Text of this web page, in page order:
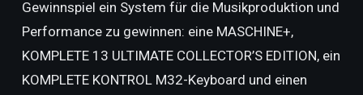
Gewinnspiel ein System für die Musikproduktion und
Performance zu gewinnen: eine MASCHINE+,
KOMPLETE 13 ULTIMATE COLLECTOR’S EDITION, ein
KOMPLETE KONTROL M32-Keyboard und einen